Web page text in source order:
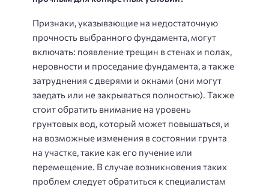
Признаки, указывающие на недостаточную
прочность выбранного фундамента, могут
включать: появление трещин в стенах и полах,
неровности и проседание фундамента, а также
затруднения с дверями и окнами (они могут
заедать или не закрываться полностью). Также
стоит обратить внимание на уровень
грунтовых вод, который может повышаться, и
на возможные изменения в состоянии грунта
на участке, такие как его пучение или
перемещение. В случае возникновения таких
проблем следует обратиться к специалистам